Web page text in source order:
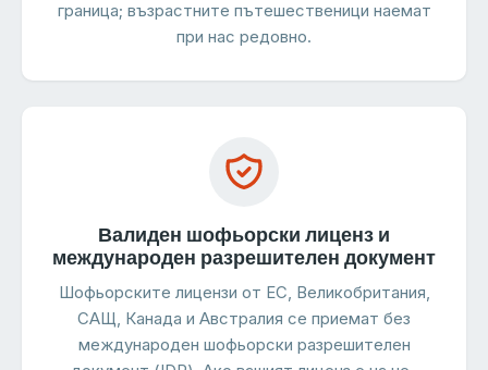
граница; възрастните пътешественици наемат
при нас редовно.
Валиден шофьорски лиценз и
международен разрешителен документ
Шофьорските лицензи от ЕС, Великобритания,
САЩ, Канада и Австралия се приемат без
международен шофьорски разрешителен